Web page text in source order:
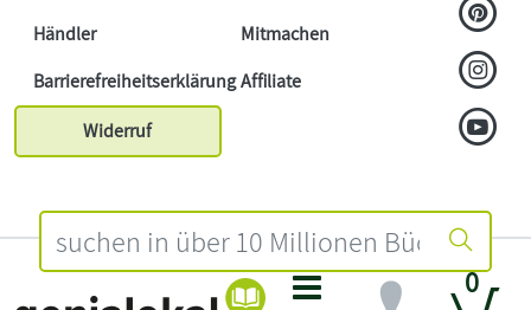
0
Händler
Mitmachen
BarrierefreiheitserklärungAffiliate
Widerruf